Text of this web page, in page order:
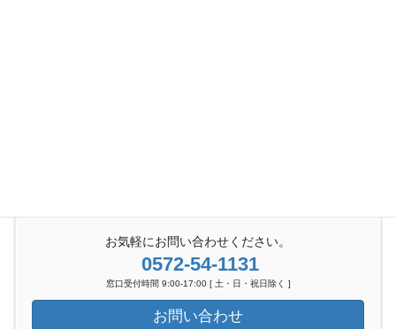
お気軽にお問い合わせください。
0572-54-1131
窓口受付時間 9:00-17:00 [ 土・日・祝日除く ]
お問い合わせ